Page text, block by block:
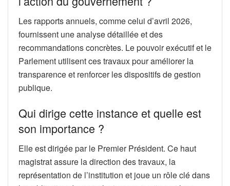
Les rapports annuels, comme celui d’avril 2026,
fournissent une analyse détaillée et des
recommandations concrètes. Le pouvoir exécutif et le
Parlement utilisent ces travaux pour améliorer la
transparence et renforcer les dispositifs de gestion
publique.
Qui dirige cette instance et quelle est
son importance ?
Elle est dirigée par le Premier Président. Ce haut
magistrat assure la direction des travaux, la
représentation de l’institution et joue un rôle clé dans